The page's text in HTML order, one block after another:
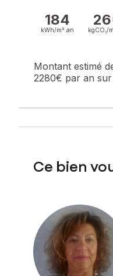
184
kWh/m². an kgCO₂/
Montant estimé
2280€ par an sur
Ce bien